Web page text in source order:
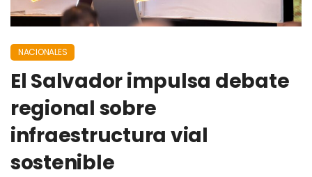
NACIONALES
El Salvador impulsa debate
regional sobre
infraestructura vial
sostenible